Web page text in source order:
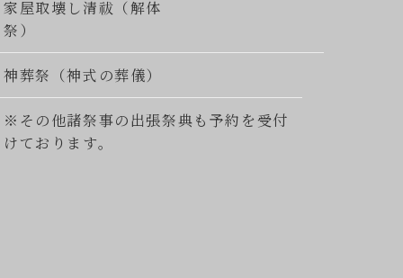
家屋取壊し清祓（解体
祭）
神葬祭（神式の葬儀）
※その他諸祭事の出張祭典も予約を受付
けております。